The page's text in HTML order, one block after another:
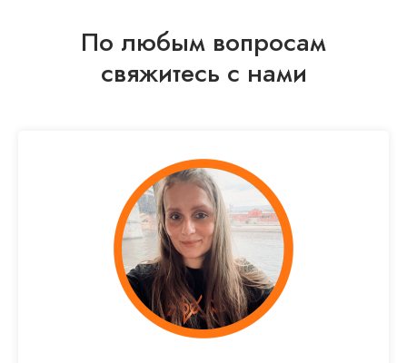
По любым вопросам
свяжитесь с нами
Сотрудничество
Отправьте свой email, чтобы первыми
узнавать о новых мероприятиях
Политика конфиденциальности